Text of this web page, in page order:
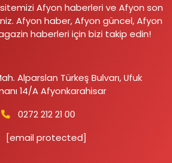
Afyon haberleri ve Afyon son
Afyon haber, Afyon güncel, Afyon
haberleri için bizi takip edin!
Alparslan Türkeş Bulvarı, Ufuk
14/A Afyonkarahisar
0272 212 21 00
[email protected]